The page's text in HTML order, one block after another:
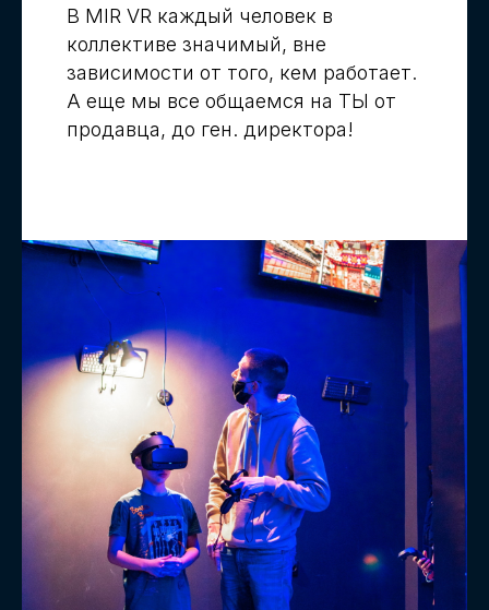
В MIR VR каждый человек в
коллективе значимый, вне
зависимости от того, кем работает.
А еще мы все общаемся на ТЫ от
продавца, до ген. директора!